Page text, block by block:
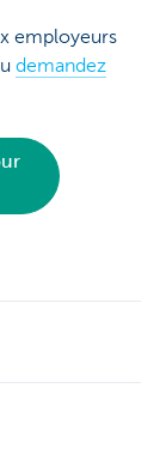
employeurs
demandez